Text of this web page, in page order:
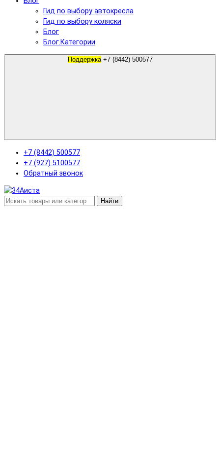
Гид по выбору автокресла
Гид по выбору коляски
Блог
Блог.Категории
Поддержка +7 (8442) 500577
+7 (8442) 500577
+7 (927) 5100577
Обратный звонок
Найти